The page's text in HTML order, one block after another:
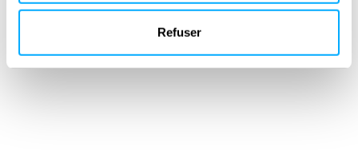
Refuser
Modification, Renovation, Lifetime extension